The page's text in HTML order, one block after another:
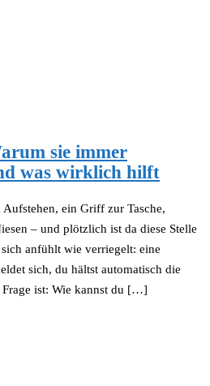
sie immer
was wirklich hilft
ein Griff zur Tasche,
– und plötzlich ist da diese Stelle
anfühlt wie verriegelt: eine
sich, du hältst automatisch die
ist: Wie kannst du […]